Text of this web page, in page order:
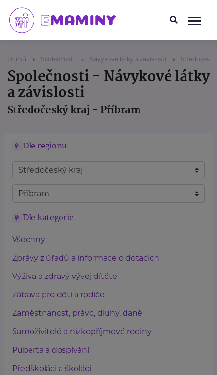
Domů Společnosti Návykové látky a závislosti
Společnosti - Návykové látky
a závislosti
Středočeský kraj - Příbram
Dle regionu
Dle kategorie
Všechny
Zprávy z úřadů a informace o dotacích
Výživa a zdravý vývoj dítěte
Zábava pro děti a rodiče
Zaměstnanost, právo, dluhy, daně
Samoživitelé a nízkopříjmové rodiny
Puberta a dospívání
Předškoláci a školáci